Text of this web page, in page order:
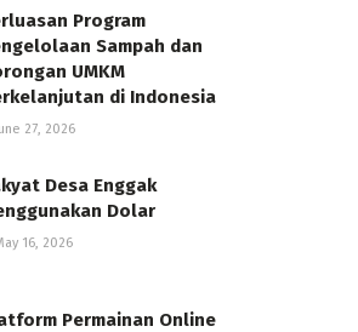
Program
Sampah dan
UMKM
di Indonesia
27, 2026
Desa Enggak
Dolar
16, 2026
Permainan Online